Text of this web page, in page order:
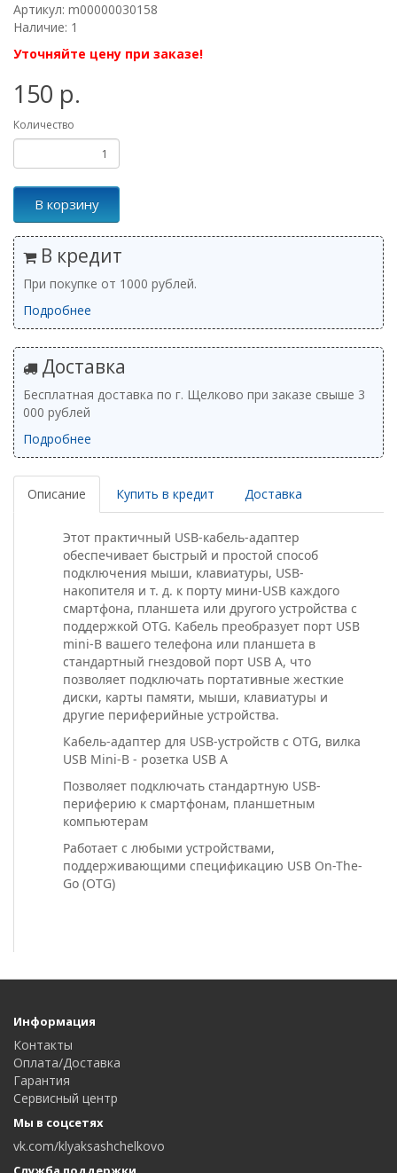
Артикул: m00000030158
Наличие: 1
Уточняйте цену при заказе!
150 р.
Количество
В корзину
В кредит
При покупке от 1000 рублей.
Подробнее
Доставка
Бесплатная доставка по г. Щелково при заказе свыше 3
000 рублей
Подробнее
Описание Купить в кредит Доставка
Этот практичный USB-кабель-адаптер
обеспечивает быстрый и простой способ
подключения мыши, клавиатуры, USB-
накопителя и т. д. к порту мини-USB каждого
смартфона, планшета или другого устройства с
поддержкой OTG. Кабель преобразует порт USB
mini-B вашего телефона или планшета в
стандартный гнездовой порт USB A, что
позволяет подключать портативные жесткие
диски, карты памяти, мыши, клавиатуры и
другие периферийные устройства.
Кабель-адаптер для USB-устройств с OTG, вилка
USB Mini-B - розетка USB A
Позволяет подключать стандартную USB-
периферию к смартфонам, планшетным
компьютерам
Работает с любыми устройствами,
поддерживающими спецификацию USB On-The-
Go (OTG)
Информация
Контакты
Оплата/Доставка
Гарантия
Сервисный центр
Мы в соцсетях
vk.com/klyaksashchelkovo